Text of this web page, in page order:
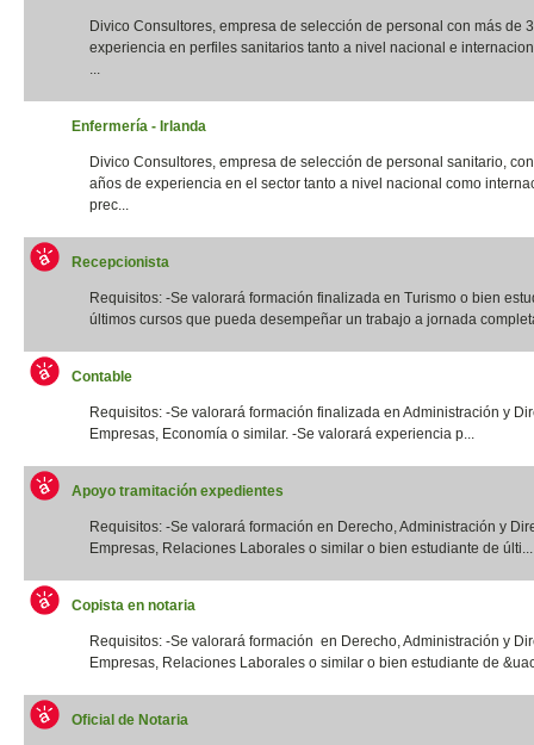
Divico Consultores, empresa de selección de personal con más de
experiencia en perfiles sanitarios tanto a nivel nacional e
...
Enfermería - Irlanda
Divico Consultores, empresa de selección de personal sanitario,
años de experiencia en el sector tanto a nivel nacional como
prec...
Recepcionista
Requisitos: -Se valorará formación finalizada en Turismo o bien
últimos cursos que pueda desempeñar un trabajo a jornada
Contable
Requisitos: -Se valorará formación finalizada en Administración y
Empresas, Economía o similar. -Se valorará experiencia p...
Apoyo tramitación expedientes
Requisitos: -Se valorará formación en Derecho, Administración y
Empresas, Relaciones Laborales o similar o bien estudiante de últi...
Copista en notaria
Requisitos: -Se valorará formación en Derecho, Administración y
Empresas, Relaciones Laborales o similar o bien estudiante de
Oficial de Notaria